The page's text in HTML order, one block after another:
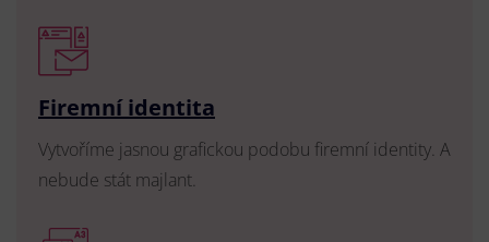
Firemní identita
Vytvoříme jasnou grafickou podobu firemní identity. A
nebude stát majlant.